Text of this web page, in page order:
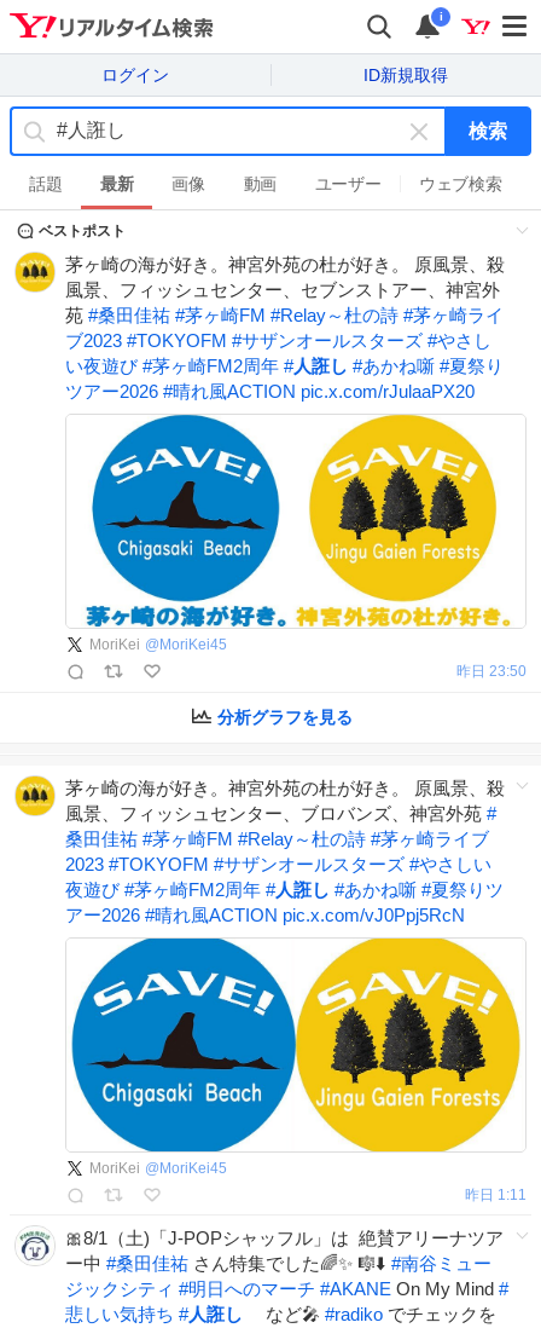
i
ログイン ID新規取得
キ
ー
ワ
ド
を
消
す
検索
話題 最新 画像 動画 ユーザー ウェブ検索
ベストポスト
茅ヶ崎の海が好き。神宮外苑の杜が好き。 原風景、殺
風景、フィッシュセンター、セブンストアー、神宮外
苑 #桑田佳祐 #茅ヶ崎FM #Relay～杜の詩 #茅ヶ崎ライ
ブ2023 #TOKYOFM #サザンオールスターズ #やさし
い夜遊び #茅ヶ崎FM2周年 #人誑し #あかね噺 #夏祭り
ツアー2026 #晴れ風ACTION pic.x.com/rJulaaPX20
MoriKei @ MoriKei45
昨日 23:50
分析グラフを見る
茅ヶ崎の海が好き。神宮外苑の杜が好き。 原風景、殺
風景、フィッシュセンター、ブロバンズ、神宮外苑 #
桑田佳祐 #茅ヶ崎FM #Relay～杜の詩 #茅ヶ崎ライブ
2023 #TOKYOFM #サザンオールスターズ #やさしい
夜遊び #茅ヶ崎FM2周年 #人誑し #あかね噺 #夏祭りツ
アー2026 #晴れ風ACTION pic.x.com/vJ0Ppj5RcN
MoriKei @ MoriKei45
昨日 1:11
🎀8/1（土)「J-POPシャッフル」は 絶賛アリーナツア
ー中 #桑田佳祐 さん特集でした🌈✨ 🎼⬇️ #南谷ミュー
ジックシティ #明日へのマーチ #AKANE On My Mind #
悲しい気持ち #人誑し など🎤 #radiko でチェックを